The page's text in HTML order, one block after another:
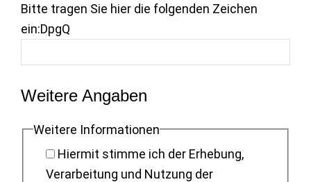
Bitte tragen Sie hier die folgenden Zeichen
ein:DpgQ
Weitere Angaben
Weitere Informationen
Hiermit stimme ich der Erhebung,
Verarbeitung und Nutzung der